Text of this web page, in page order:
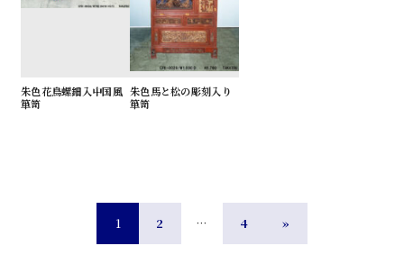
朱色花鳥螺鈿入中国風
箪笥
朱色馬と松の彫刻入り
箪笥
1 2 … 4 »